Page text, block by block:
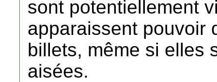
sont potentiellement
apparaissent pouvoir
billets, même si elles
aisées.